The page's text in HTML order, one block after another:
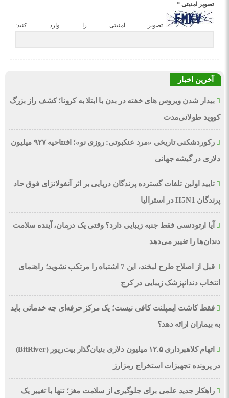
تصویر امنیتی *
تصویر امنیتی را وارد کنید:
آخرین اخبار
بیدار شدن ویروس‌ های خفته در بدن با ابتلا به کرونا؛ کشف راز بزرگ
کووید طولانی‌مدت
رکوردشکنی تاریخی «مرد عنکبوتی: روزی نو»؛ افتتاحیه ۹۲۷ میلیون
دلاری در گیشه جهانی
تایید اولین تلفات گسترده پرندگان دریایی بر اثر آنفولانزای فوق حاد
پرندگان H5N1 در استرالیا
آیا ارتودنسی فقط جنبه زیبایی دارد؟ وقتی یک درمان، آینده سلامت
دندان‌ها را تغییر می‌دهد
قبل از اصلاح طرح لبخند، این 7 اشتباه را مرتکب نشوید؛ راهنمای
انتخاب دندانپزشک زیبایی در کرج
فقط کاشت ایمپلنت کافی نیست؛ یک مرکز حرفه‌ای چه خدماتی باید
به بیماران ارائه دهد؟
اتهام کلاهبرداری ۱۲.۵ میلیون دلاری بنیان‌گذار بیت‌ریور (BitRiver)
در پرونده تجهیزات استخراج رمزارز
راهکار جدید علمی برای جلوگیری از سلامت مغز؛ تنها با تغییر یک